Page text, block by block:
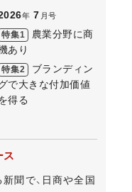
年 7 月号
特集1
農業分野に商
あり
特集2
ブランディン
で大きな付加価値
得る
ス
聞で、日商や全国